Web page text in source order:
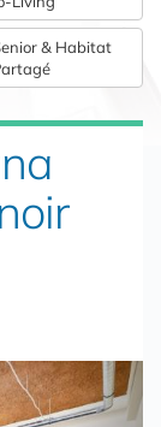
& Habitat